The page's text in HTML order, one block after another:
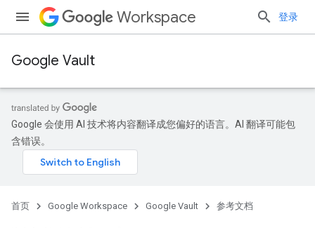
Workspace 登录
Google Vault
Google 会使用 AI 技术将内容翻译成您偏好的语言。AI 翻译可能包
含错误。
首页 Google Workspace Google Vault 参考文档